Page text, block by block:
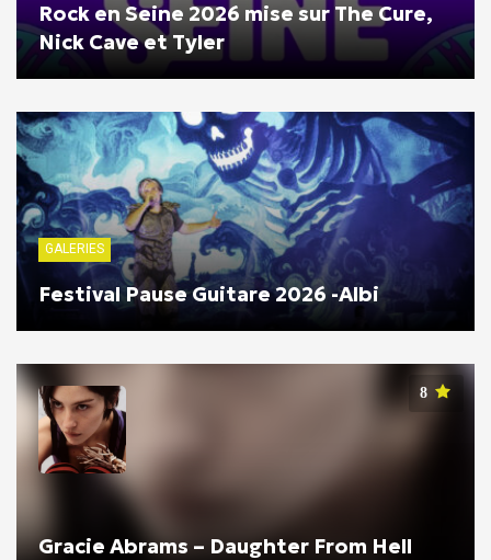
Rock en Seine 2026 mise sur The Cure,
Nick Cave et Tyler
GALERIES
Festival Pause Guitare 2026 -Albi
8
Gracie Abrams – Daughter From Hell